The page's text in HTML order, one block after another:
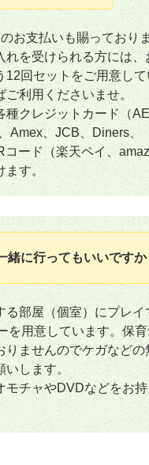
お支払いも賜っており
れを受けられる方には、
12回セットをご用意し
ご利用くださいませ。
種クレジットカード（
Amex、JCB、Diners、
コード（楽天ペイ、
す。
緒に行ってもいいですか
る部屋（個室）にプレイ
を用意しています。保
りませんのでケガなどの
します。
モチャやDVDなどをお持